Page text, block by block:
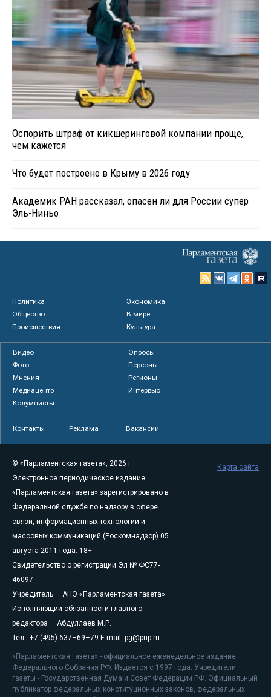
Оспорить штраф от кикшеринговой компании проще,
чем кажется
Что будет построено в Крыму в 2026 году
Академик РАН рассказал, опасен ли для России супер
Эль-Ниньо
Политика
Экономика
Общество
В мире
Происшествия
Культура
Видео
Опросы
Фото
Персоны
Мнения
Регионы
Медиацентр
Интервью
Колумнисты
Контакты Реклама Вакансии
© «Парламентская газета», 2026 г.
Электронное периодическое издание
«Парламентская газета» зарегистрировано в
Федеральной службе по надзору в сфере
связи, информационных технологий и
массовых коммуникаций (Роскомнадзор) 05
августа 2011 года. 18+
Свидетельство о регистрации Эл № ФС77-
46097
Учредитель — АНО «Парламентская газета»
Исполняющий обязанности главного
редактора — Абдуллаев М.Р.
Тел.: +7 (495) 637–69–79 E-mail: pg@pnp.ru
«Парламентская газета» - официальное еженедельное издание
Федерального Собрания РФ. Издается с 1997 года. Учредители
газеты - Государственная Дума и Совет Федерации РФ. Официальный
публикатор федеральных конституционных законов, федеральных
Карта сайта